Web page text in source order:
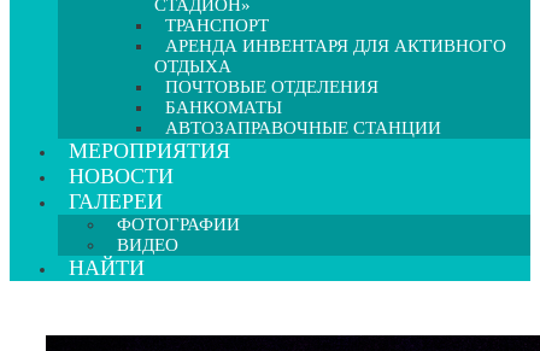
СТАДИОН»
ТРАНСПОРТ
АРЕНДА ИНВЕНТАРЯ ДЛЯ АКТИВНОГО
ОТДЫХА
ПОЧТОВЫЕ ОТДЕЛЕНИЯ
БАНКОМАТЫ
АВТОЗАПРАВОЧНЫЕ СТАНЦИИ
МЕРОПРИЯТИЯ
НОВОСТИ
ГАЛЕРЕИ
ФОТОГРАФИИ
ВИДЕО
НАЙТИ